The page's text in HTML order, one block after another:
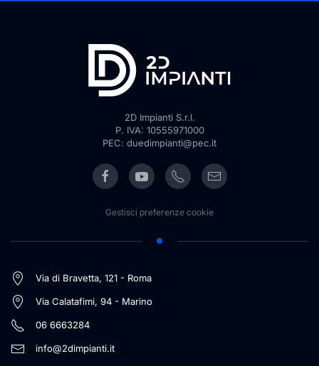
2D Impianti S.r.l.
P. IVA: 10555971000
PEC: duedimpianti@pec.it
Gestisci preferenze cookie
Via di Bravetta, 121 - Roma
Via Calatafimi, 94 - Marino
06 6663284
info@2dimpianti.it